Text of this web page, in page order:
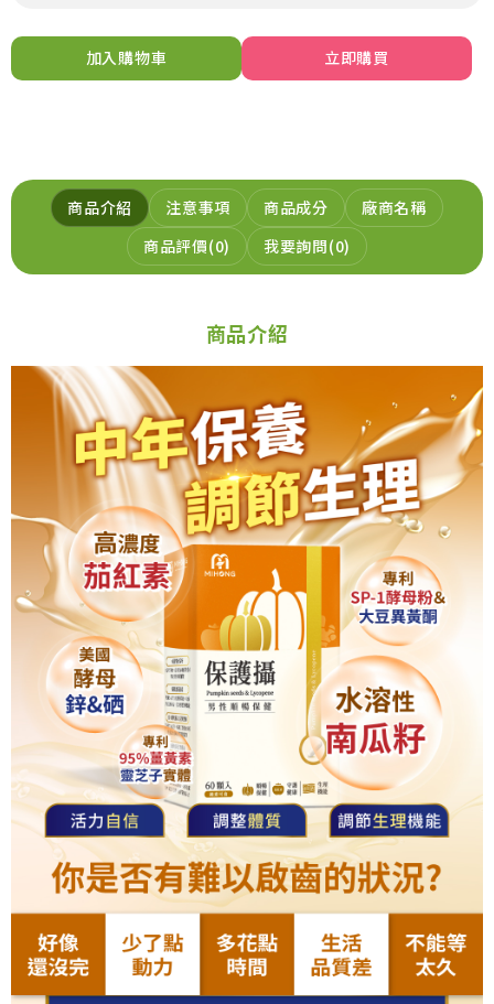
加入購物車
加入購物車 立即購買
商品介紹 注意事項 商品成分
廠商名稱
商品評價 0 我要詢問 0
商品介紹